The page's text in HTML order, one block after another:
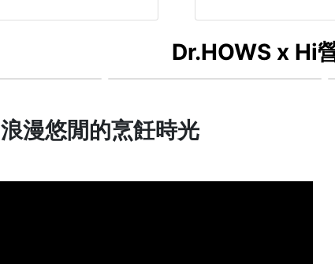
Dr.HOWS x Hi
浪漫悠閒的烹飪時光